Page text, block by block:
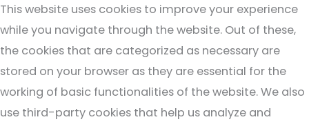
This website uses cookies to improve your experience
while you navigate through the website. Out of these,
the cookies that are categorized as necessary are
stored on your browser as they are essential for the
working of basic functionalities of the website. We also
use third-party cookies that help us analyze and